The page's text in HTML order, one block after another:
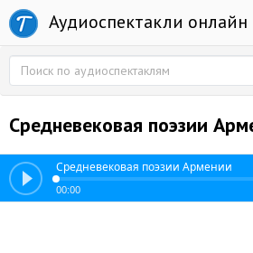
Аудиоспектакли онлайн
Средневековая поэзии
Средневековая поэзии Армении
00:00